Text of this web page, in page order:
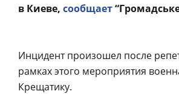
в Киеве, сообщает
Инцидент произошел после
рамках этого мероприятия
Крещатику.